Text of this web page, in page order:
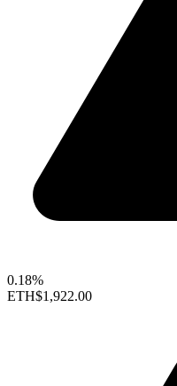
0.18%
ETH$1,922.00